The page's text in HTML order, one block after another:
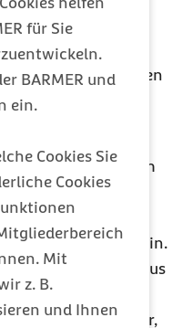
für Sie
BARMER und
ein.
Cookies Sie
Cookies
Mit
z. B.
und Ihnen
Ihres Babys
Ihre Hand hält den
und Kinn auf Ihrem
während die
Beim Umdrehen
möglich sein.
das Baby kurz aus
Babys lebhafter,